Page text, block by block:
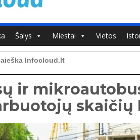
Šalys Miestai Vietos
ir
skaičių